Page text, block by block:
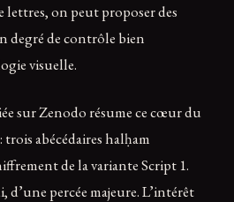
on peut proposer des
degré de contrôle bien
visuelle.
sur Zenodo résume ce cœur du
abécédaires halḥam
de la variante Script 1.
d’une percée majeure. L’intérêt